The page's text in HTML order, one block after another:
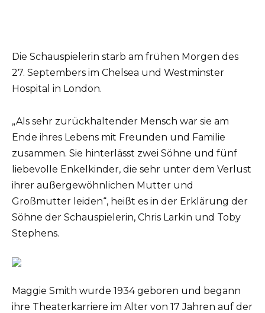
Die Schauspielerin starb am frühen Morgen des
27. Septembers im Chelsea und Westminster
Hospital in London.
„Als sehr zurückhaltender Mensch war sie am
Ende ihres Lebens mit Freunden und Familie
zusammen. Sie hinterlässt zwei Söhne und fünf
liebevolle Enkelkinder, die sehr unter dem Verlust
ihrer außergewöhnlichen Mutter und
Großmutter leiden“, heißt es in der Erklärung der
Söhne der Schauspielerin, Chris Larkin und Toby
Stephens.
Maggie Smith wurde 1934 geboren und begann
ihre Theaterkarriere im Alter von 17 Jahren auf der